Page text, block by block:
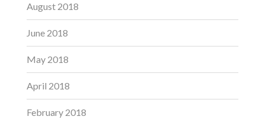
August 2018
June 2018
May 2018
April 2018
February 2018